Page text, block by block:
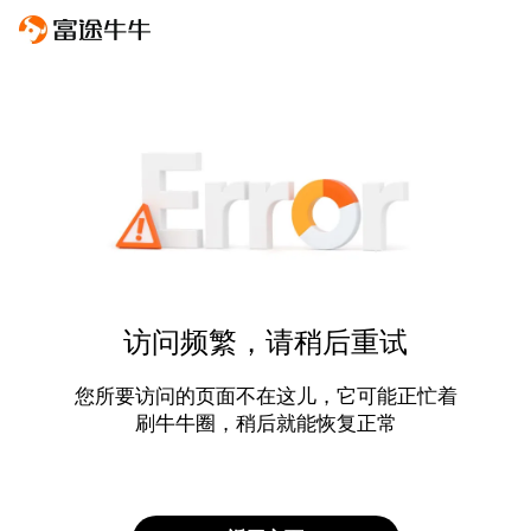
访问频繁，请稍后重试
您所要访问的页面不在这儿，它可能正忙着
刷牛牛圈，稍后就能恢复正常